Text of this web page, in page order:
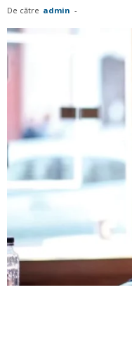
De către admin -